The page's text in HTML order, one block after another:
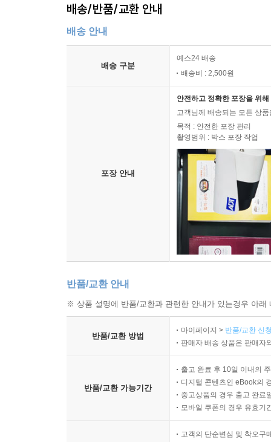
배송/반품/교환 안내
배송 안내
배송 구분
예스24 배송
배송비 : 2,500원
포장 안내
안전하고 정확한 포장을 위
고객님께 배송되는 모든 상
목적 : 안전한 포장 관리
촬영범위 : 박스 포장 작업
반품/교환 안내
※ 상품 설명에 반품/교환과 관련한 안내가 있는경우 아
반품/교환 방법
마이페이지 > 반품/교환 신
판매자 배송 상품은 판매자
반품/교환 가능기간
출고 완료 후 10일 이내의
디지털 콘텐츠인 eBook의
중고상품의 경우 출고 완료
모바일 쿠폰의 경우 유효기
고객의 단순변심 및 착오구